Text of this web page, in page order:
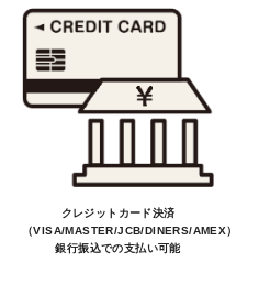
クレジットカード決済
（VISA/MASTER/JCB/DINERS/AMEX）、
銀行振込での支払い可能